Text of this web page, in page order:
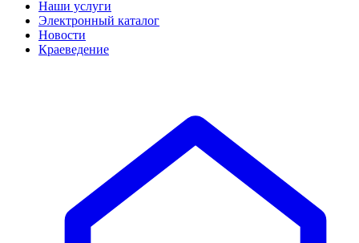
Наши услуги
Электронный каталог
Новости
Краеведение